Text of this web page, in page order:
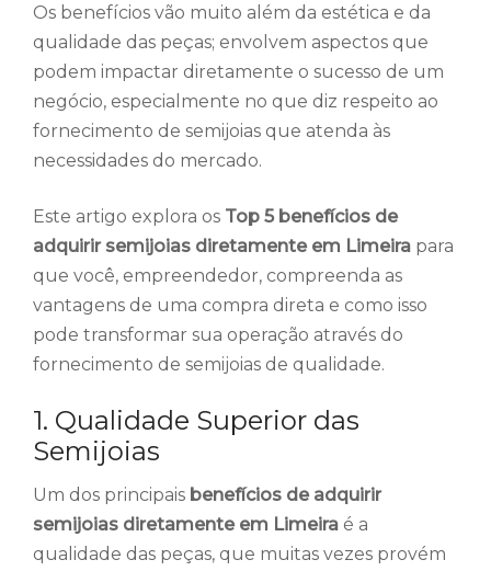
Os benefícios vão muito além da estética e da
qualidade das peças; envolvem aspectos que
podem impactar diretamente o sucesso de um
negócio, especialmente no que diz respeito ao
fornecimento de semijoias que atenda às
necessidades do mercado.
Este artigo explora os Top 5 benefícios de
adquirir semijoias diretamente em Limeira para
que você, empreendedor, compreenda as
vantagens de uma compra direta e como isso
pode transformar sua operação através do
fornecimento de semijoias de qualidade.
1. Qualidade Superior das
Semijoias
Um dos principais benefícios de adquirir
semijoias diretamente em Limeira é a
qualidade das peças, que muitas vezes provém